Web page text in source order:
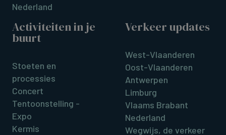
Nederland
Activiteiten in je
buurt
Stoeten en
processies
Concert
Tentoonstelling -
Expo
Kermis
Verkeer updates
West-Vlaanderen
Oost-Vlaanderen
Antwerpen
Limburg
Vlaams Brabant
Nederland
Wegwijs, de verkeer